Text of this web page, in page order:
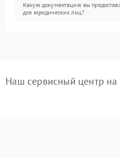
Какую документацию вы
для юридических лиц?
Наш сервисный центр